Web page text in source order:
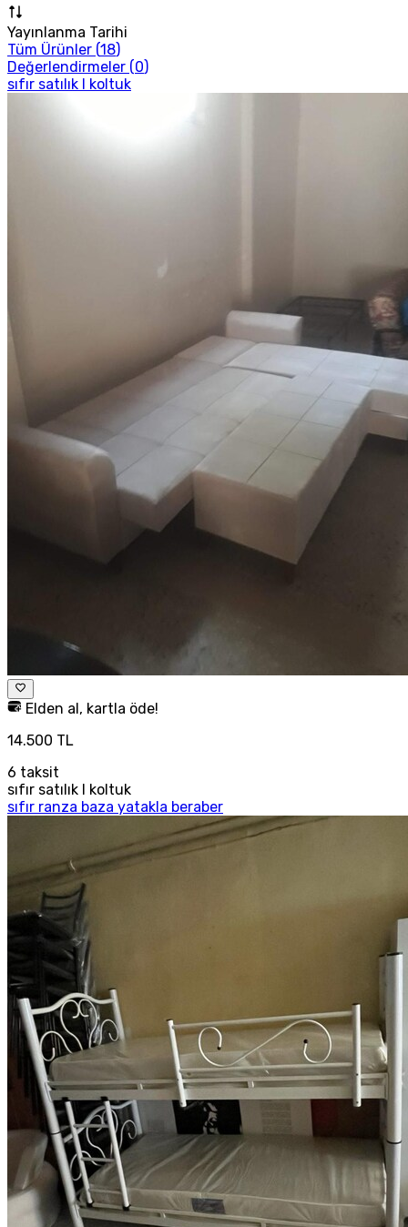
Yayınlanma Tarihi
Tüm Ürünler (18)
Değerlendirmeler (0)
sıfır satılık l koltuk
Elden al, kartla öde!
14.500 TL
6 taksit
sıfır satılık l koltuk
sıfır ranza baza yatakla beraber